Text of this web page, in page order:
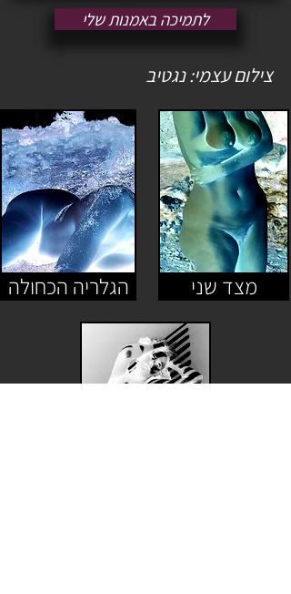
לתמיכה באמנות שלי
צילום עצמי: נגטיב
הגלריה הכחולה מצד שני